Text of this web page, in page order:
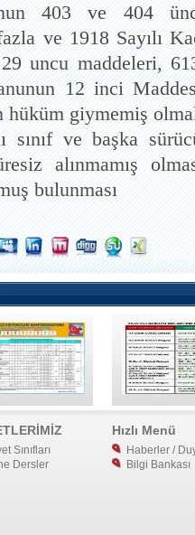
403 ve 404
ve 1918 Sayılı
uncu maddeleri,
12 inci
hüküm giymemiş
sınıf ve başka
alınmamış
bulunması
Sınıfları
Dersler
Hızlı Menü
Haberler /
Bilgi Bankası